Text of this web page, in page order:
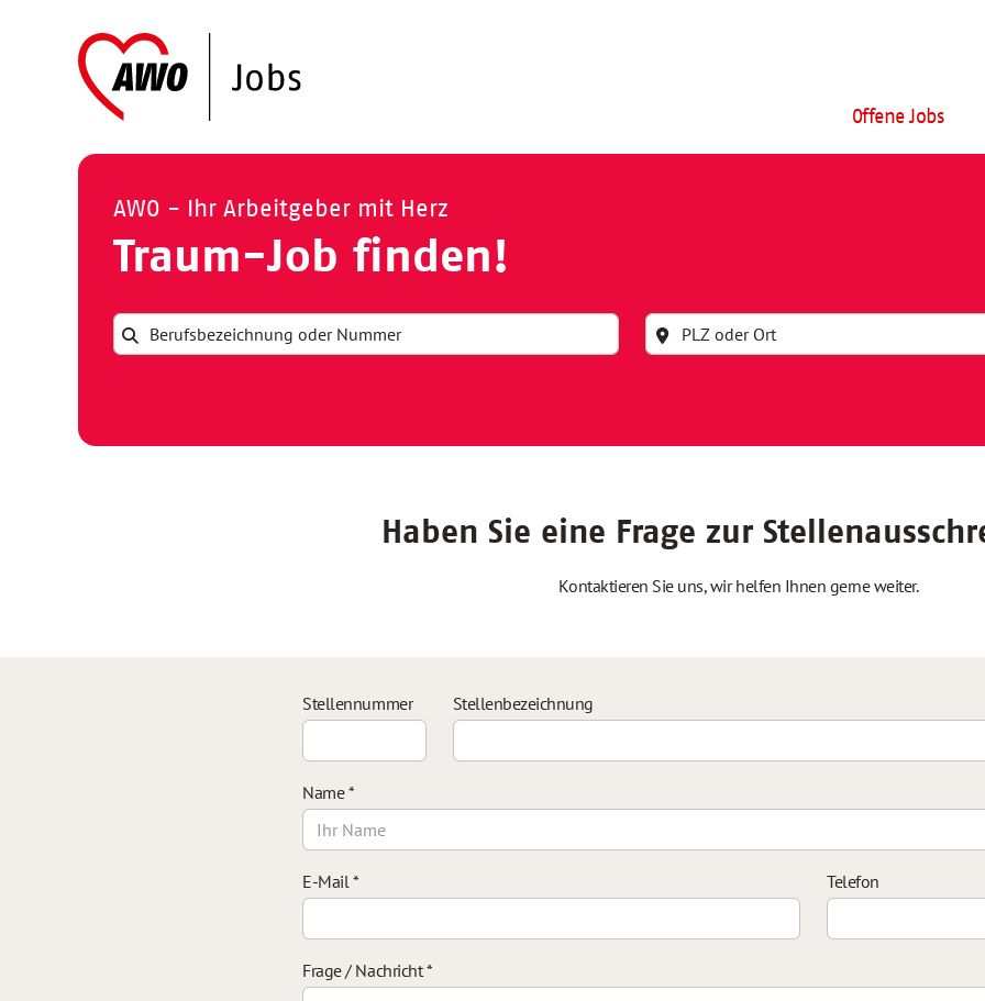
Offene Jobs
AWO - Ihr Arbeitgeber mit Herz
Traum-Job finden!
Haben Sie eine Frage zur
Kontaktieren Sie uns, wir helfen Ihnen gerne weiter.
Stellennummer Stellenbezeichnung
Name*
E-Mail* Telefon
Frage / Nachricht*